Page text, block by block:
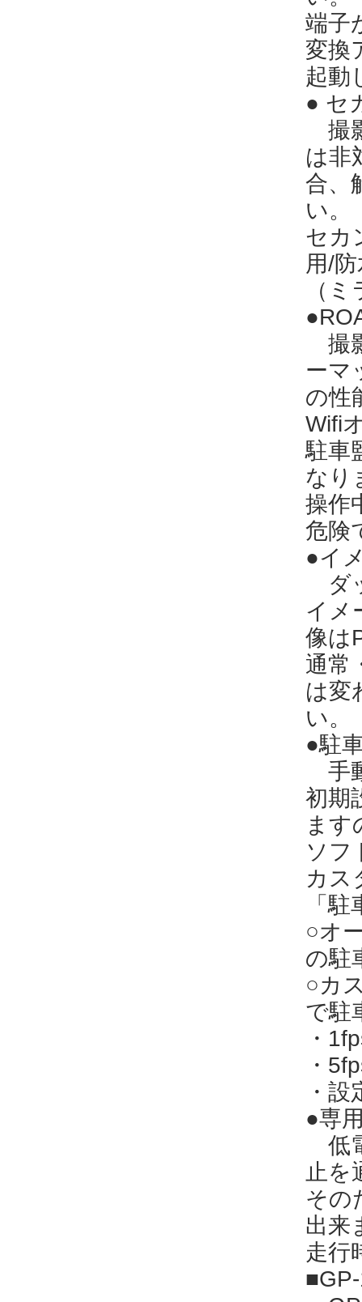
端子
変換
起動
● セ
撮
は非
合、
い。
セカ
用/
（
撮
ーマ
の性
Wifi
駐車
なり
操作
危険
●イ
ダ
イメ
像は
通常
は変
い。
●駐
手
初期
ます
ソフ
カス
「
○オ
の駐
○カ
で駐
・
・
・
●専
低
止を
その
出来
走行